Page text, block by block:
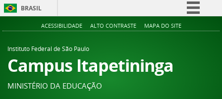
BRASIL
Simplifique!
Acesso à informação
ACESSIBILIDADE ALTO CONTRASTE MAPA DO SITE
Instituto Federal de São Paulo
Campus Itapetininga
MINISTÉRIO DA EDUCAÇÃO